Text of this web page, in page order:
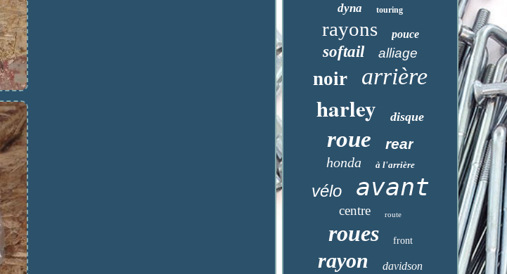
dyna touring
rayons pouce
softail alliage
noir arrière
harley disque
roue rear
honda à l'arrière
vélo avant
centre route
roues front
rayon davidson